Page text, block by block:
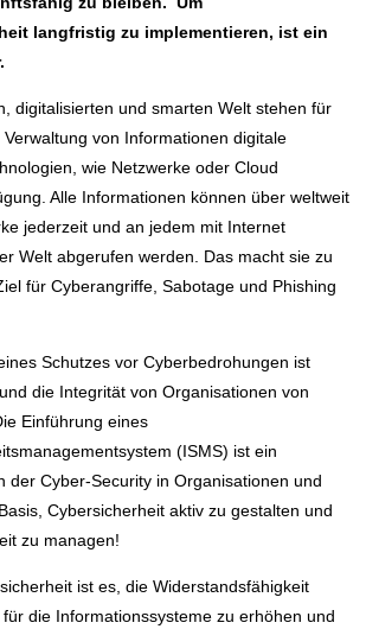
langfristig zu implementieren, ist ein
digitalisierten und smarten Welt stehen für
von Informationen digitale
wie Netzwerke oder Cloud
Alle Informationen können über weltweit
jederzeit und an jedem mit Internet
Welt abgerufen werden. Das macht sie zu
für Cyberangriffe, Sabotage und Phishing
Schutzes vor Cyberbedrohungen ist
die Integrität von Organisationen von
Einführung eines
(ISMS) ist ein
der Cyber-Security in Organisationen und
Cybersicherheit aktiv zu gestalten und
zu managen!
ist es, die Widerstandsfähigkeit
die Informationssysteme zu erhöhen und